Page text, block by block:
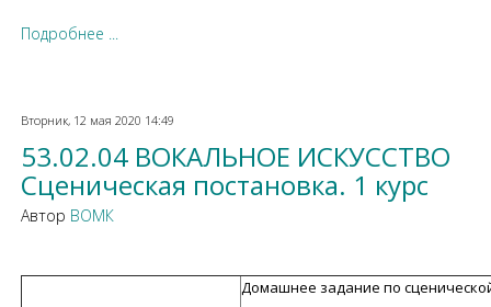
Подробнее ...
Вторник, 12 мая 2020 14:49
53.02.04 ВОКАЛЬНОЕ ИСКУССТВО
Сценическая постановка. 1 курс
Автор ВОМК
Домашнее задание по